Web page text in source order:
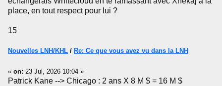
place, en tout respect pour lui ?
15
Nouvelles LNH/KHL / Re: Ce que vous avez vu dans la LNH
« on: 23 Jul, 2026 10:04 »
Patrick Kane --> Chicago : 2 ans X 8 M $ = 16 M $